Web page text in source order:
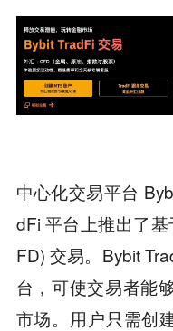
中心化交易平台
dFi 平台上推出了
FD) 交易。Bybit
台，可使交易者能
市场。用户只需创